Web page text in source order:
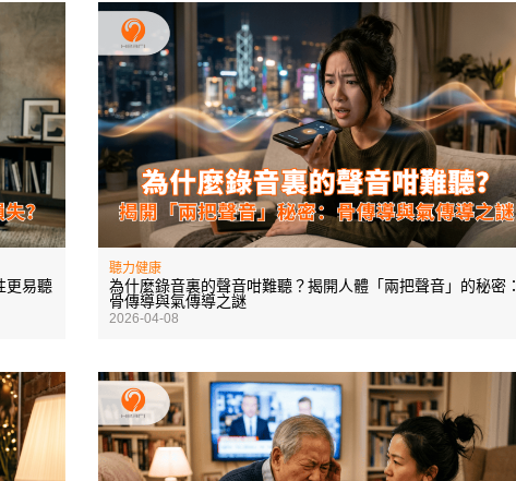
更易聽
聽力健康
為什麼錄音裏的聲音咁難聽？揭開人體「兩把聲音」的秘密：
骨傳導與氣傳導之謎
2026-04-08